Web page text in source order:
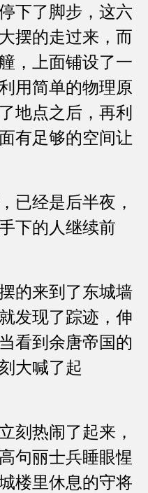
下了脚步，这六
摆的走过来，而
，上面铺设了一
用简单的物理原
地点之后，再利
有足够的空间让
经是后半夜，
下的人继续前
来到了东城墙
发现了踪迹，伸
看到余唐帝国的
大喊了起
热闹了起来，
句丽士兵睡眼惺
楼里休息的守将